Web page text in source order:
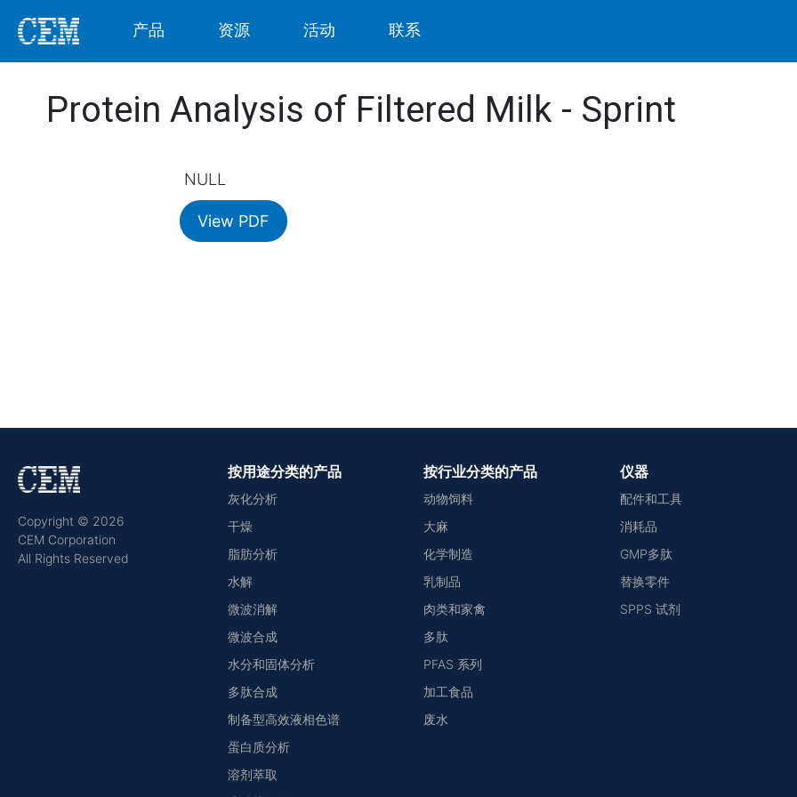
产品 资源 活动 联系
Protein Analysis of Filtered Milk - Sprint
NULL
View PDF
Copyright © 2026
CEM Corporation
All Rights Reserved
按用途分类的产品
灰化分析
干燥
脂肪分析
水解
微波消解
微波合成
水分和固体分析
多肽合成
制备型高效液相色谱
蛋白质分析
溶剂萃取
按行业分类的产品
动物饲料
大麻
化学制造
乳制品
肉类和家禽
多肽
PFAS 系列
加工食品
废水
仪器
配件和工具
消耗品
GMP多肽
替换零件
SPPS 试剂